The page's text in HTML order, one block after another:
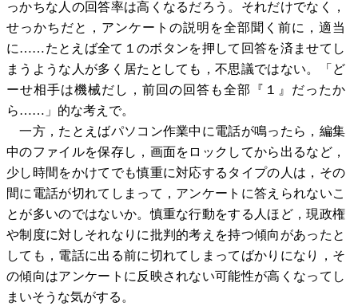
っかちな人の回答率は高くなるだろう。それだけでなく，
せっかちだと，アンケートの説明を全部聞く前に，適当
に……たとえば全て１のボタンを押して回答を済ませてし
まうような人が多く居たとしても，不思議ではない。「ど
ーせ相手は機械だし，前回の回答も全部『１』だったか
ら……」的な考えで。
一方，たとえばパソコン作業中に電話が鳴ったら，編集
中のファイルを保存し，画面をロックしてから出るなど，
少し時間をかけてでも慎重に対応するタイプの人は，その
間に電話が切れてしまって，アンケートに答えられないこ
とが多いのではないか。慎重な行動をする人ほど，現政権
や制度に対しそれなりに批判的考えを持つ傾向があったと
しても，電話に出る前に切れてしまってばかりになり，そ
の傾向はアンケートに反映されない可能性が高くなってし
まいそうな気がする。